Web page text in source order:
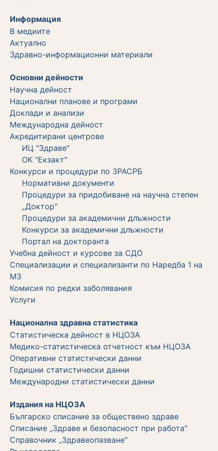
Информация
В медиите
Актуално
Здравно-информационни материали
Основни дейности
Научна дейност
Национални планове и програми
Доклади и анализи
Международна дейност
Акредитирани центрове
ИЦ "Здраве"
ОК "Екзакт"
Конкурси и процедури по ЗРАСРБ
Нормативни документи
Процедури за придобиване на научна степен
„Доктор"
Процедури за академични длъжности
Koнкурси за академични длъжности
Портал на докторанта
Учебна дейност и курсове за СДО
Специализации и специализанти по Наредба 1 на
МЗ
Комисия по редки заболявания
Услуги
Национална здравна статистика
Статистическа дейност в НЦОЗА
Медико-статистическа отчетност към НЦОЗА
Оперативни статистически данни
Годишни статистически данни
Международни статистически данни
Издания на НЦОЗА
Българско списание за обществено здраве
Списание „Здраве и безопасност при работа"
Справочник „Здравеопазване"